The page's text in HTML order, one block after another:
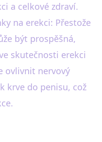
a celkové zdraví.
na erekci: Přestože
být prospěšná,
skutečnosti erekci
ovlivnit nervový
krve do penisu, což